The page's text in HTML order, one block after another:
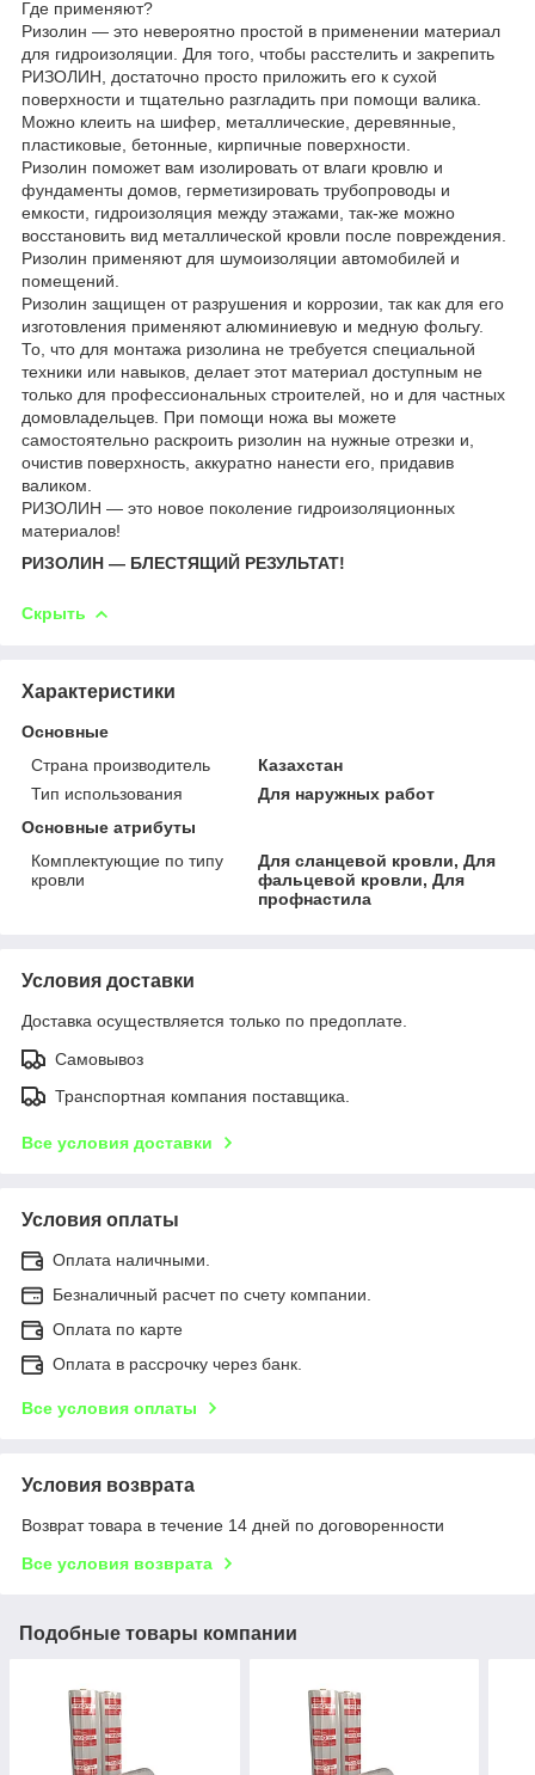
Где применяют?
Ризолин — это невероятно простой в применении материал
для гидроизоляции. Для того, чтобы расстелить и закрепить
РИЗОЛИН, достаточно просто приложить его к сухой
поверхности и тщательно разгладить при помощи валика.
Можно клеить на шифер, металлические, деревянные,
пластиковые, бетонные, кирпичные поверхности.
Ризолин поможет вам изолировать от влаги кровлю и
фундаменты домов, герметизировать трубопроводы и
емкости, гидроизоляция между этажами, так-же можно
восстановить вид металлической кровли после повреждения.
Ризолин применяют для шумоизоляции автомобилей и
помещений.
Ризолин защищен от разрушения и коррозии, так как для его
изготовления применяют алюминиевую и медную фольгу.
То, что для монтажа ризолина не требуется специальной
техники или навыков, делает этот материал доступным не
только для профессиональных строителей, но и для частных
домовладельцев. При помощи ножа вы можете
самостоятельно раскроить ризолин на нужные отрезки и,
очистив поверхность, аккуратно нанести его, придавив
валиком.
РИЗОЛИН — это новое поколение гидроизоляционных
материалов!
РИЗОЛИН — БЛЕСТЯЩИЙ РЕЗУЛЬТАТ!
Скрыть
Характеристики
Основные
Страна производитель
Казахстан
Тип использования
Для наружных работ
Основные атрибуты
Комплектующие по типу
кровли
Для сланцевой кровли, Для
фальцевой кровли, Для
профнастила
Условия доставки
Доставка осуществляется только по предоплате.
Самовывоз
Транспортная компания поставщика.
Все условия доставки
Условия оплаты
Оплата наличными.
Безналичный расчет по счету компании.
Оплата по карте
Оплата в рассрочку через банк.
Все условия оплаты
Условия возврата
Возврат товара в течение 14 дней по договоренности
Все условия возврата
Подобные товары компании